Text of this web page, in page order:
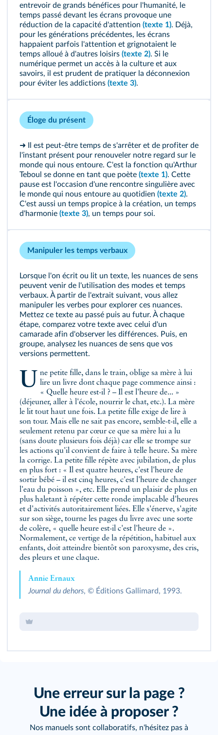
entrevoir de grands bénéfices pour l'humanité, le
temps passé devant les écrans provoque une
réduction de la capacité d'attention (texte 1). Déjà,
pour les générations précédentes, les écrans
happaient parfois l'attention et grignotaient le
temps alloué à d'autres loisirs (texte 2). Si le
numérique permet un accès à la culture et aux
savoirs, il est prudent de pratiquer la déconnexion
pour éviter les addictions (texte 3).
Éloge du présent
➜ Il est peut-être temps de s'arrêter et de profiter de
l'instant présent pour renouveler notre regard sur le
monde qui nous entoure. C'est la fonction qu'Arthur
Teboul se donne en tant que poète (texte 1). Cette
pause est l'occasion d'une rencontre singulière avec
le monde qui nous entoure au quotidien (texte 2).
C'est aussi un temps propice à la création, un temps
d'harmonie (texte 3), un temps pour soi.
Manipuler les temps verbaux
Lorsque l'on écrit ou lit un texte, les nuances de sens
peuvent venir de l'utilisation des modes et temps
verbaux. À partir de l'extrait suivant, vous allez
manipuler les verbes pour explorer ces nuances.
Mettez ce texte au passé puis au futur. À chaque
étape, comparez votre texte avec celui d'un
camarade afin d'observer les différences. Puis, en
groupe, analysez les nuances de sens que vos
versions permettent.
Une petite fille, dans le train, oblige sa mère à lui lire un livre dont chaque page commence ainsi :
« Quelle heure est-il ? – Il est l'heure de... »
(déjeuner, aller à l'école, nourrir le chat, etc.). La mère
le lit tout haut une fois. La petite fille exige de lire à
son tour. Mais elle ne sait pas encore, semble-t-il, elle a
seulement retenu par cœur ce que sa mère lui a lu
(sans doute plusieurs fois déjà) car elle se trompe sur
les actions qu'il convient de faire à telle heure. Sa mère
la corrige. La petite fille répète avec jubilation, de plus
en plus fort : « Il est quatre heures, c'est l'heure de
sortir bébé – il est cinq heures, c'est l'heure de changer
l'eau du poisson », etc. Elle prend un plaisir de plus en
plus haletant à répéter cette ronde implacable d'heures
et d'activités autoritairement liées. Elle s'énerve, s'agite
sur son siège, tourne les pages du livre avec une sorte
de colère, « quelle heure est-il c'est l'heure de ».
Normalement, ce vertige de la répétition, habituel aux
enfants, doit atteindre bientôt son paroxysme, des cris,
des pleurs et une claque.
Annie Ernaux
Journal du dehors, © Éditions Gallimard, 1993.
Une erreur sur la page ?
Une idée à proposer ?
Nos manuels sont collaboratifs, n'hésitez pas à